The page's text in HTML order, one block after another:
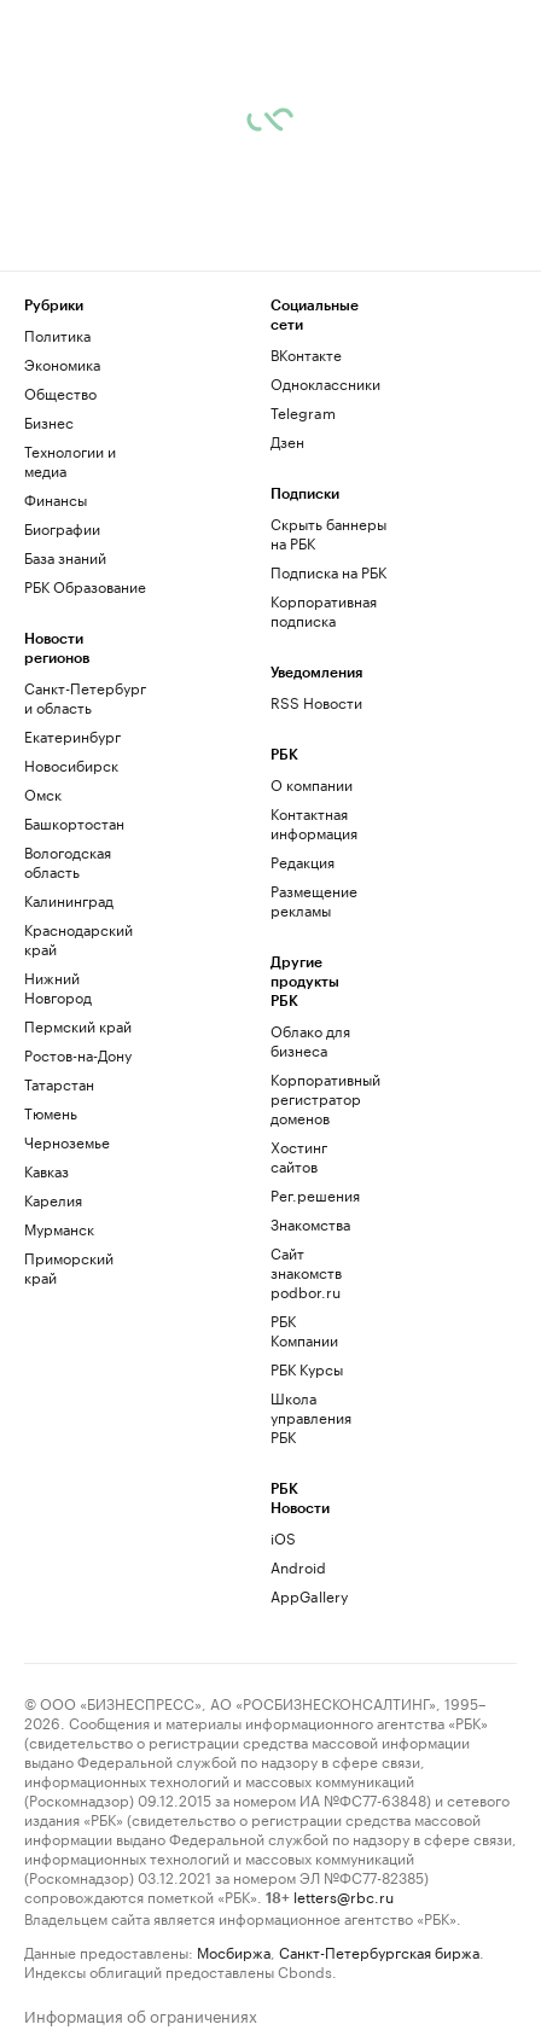
Рубрики
Политика
Экономика
Общество
Бизнес
Технологии и
медиа
Финансы
Биографии
База знаний
РБК Образование
Новости
регионов
Санкт-Петербург
и область
Екатеринбург
Новосибирск
Омск
Башкортостан
Вологодская
область
Калининград
Краснодарский
край
Нижний
Новгород
Пермский край
Ростов-на-Дону
Татарстан
Тюмень
Черноземье
Кавказ
Карелия
Мурманск
Приморский
край
Социальные
сети
ВКонтакте
Одноклассники
Telegram
Дзен
Подписки
Скрыть баннеры
на РБК
Подписка на РБК
Корпоративная
подписка
Уведомления
RSS Новости
РБК
О компании
Контактная
информация
Редакция
Размещение
рекламы
Другие
продукты
РБК
Облако для
бизнеса
Корпоративный
регистратор
доменов
Хостинг
сайтов
Рег.решения
Знакомства
Сайт
знакомств
podbor.ru
РБК
Компании
РБК Курсы
Школа
управления
РБК
РБК
Новости
iOS
Android
AppGallery
© ООО «БИЗНЕСПРЕСС», АО «РОСБИЗНЕСКОНСАЛТИНГ», 1995–
2026. Сообщения и материалы информационного агентства «РБК»
(свидетельство о регистрации средства массовой информации
выдано Федеральной службой по надзору в сфере связи,
информационных технологий и массовых коммуникаций
(Роскомнадзор) 09.12.2015 за номером ИА №ФС77-63848) и сетевого
издания «РБК» (свидетельство о регистрации средства массовой
информации выдано Федеральной службой по надзору в сфере связи,
информационных технологий и массовых коммуникаций
(Роскомнадзор) 03.12.2021 за номером ЭЛ №ФС77-82385)
сопровождаются пометкой «РБК».
18+ letters@rbc.ru
Владельцем сайта является информационное агентство «РБК».
Данные предоставлены: Мосбиржа Санкт-Петербургская биржа
Индексы облигаций предоставлены Cbonds.
Информация об ограничениях